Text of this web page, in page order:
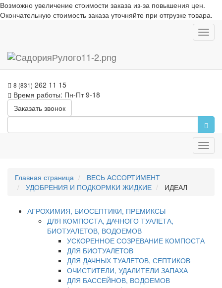
Возможно увеличение стоимости заказа из-за повышения цен.
Окончательную стоимость заказа уточняйте при отгрузке товара.
8 (831) 262 11 15
Время работы: Пн-Пт 9-18
Заказать звонок
Главная страница
ВЕСЬ АССОРТИМЕНТ
УДОБРЕНИЯ И ПОДКОРМКИ ЖИДКИЕ
ИДЕАЛ
АГРОХИМИЯ, БИОСЕПТИКИ, ПРЕМИКСЫ
ДЛЯ КОМПОСТА, ДАЧНОГО ТУАЛЕТА,
БИОТУАЛЕТОВ, ВОДОЕМОВ
УСКОРЕННОЕ СОЗРЕВАНИЕ КОМПОСТА
ДЛЯ БИОТУАЛЕТОВ
ДЛЯ ДАЧНЫХ ТУАЛЕТОВ, СЕПТИКОВ
ОЧИСТИТЕЛИ, УДАЛИТЕЛИ ЗАПАХА
ДЛЯ БАССЕЙНОВ, ВОДОЕМОВ